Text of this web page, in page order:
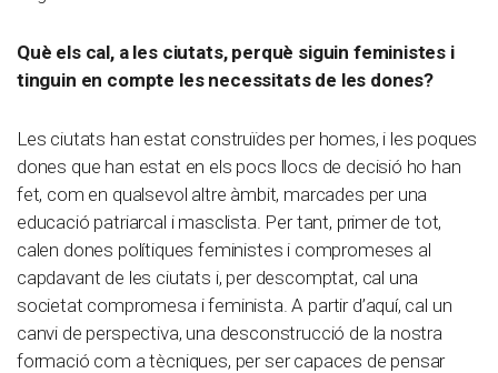
Què els cal, a les ciutats, perquè siguin feministes i
tinguin en compte les necessitats de les dones?
Les ciutats han estat construïdes per homes, i les poques
dones que han estat en els pocs llocs de decisió ho han
fet, com en qualsevol altre àmbit, marcades per una
educació patriarcal i masclista. Per tant, primer de tot,
calen dones polítiques feministes i compromeses al
capdavant de les ciutats i, per descomptat, cal una
societat compromesa i feminista. A partir d’aquí, cal un
canvi de perspectiva, una desconstrucció de la nostra
formació com a tècniques, per ser capaces de pensar